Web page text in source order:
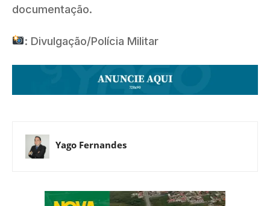
documentação.
: Divulgação/Polícia Militar
Yago Fernandes